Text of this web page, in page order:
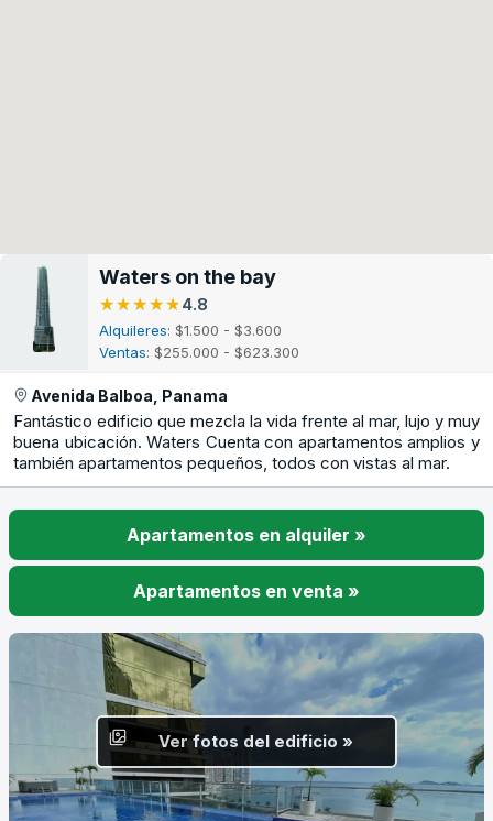
Waters on the bay
★★★★★
★★★★★ 4.8
Alquileres: $1.500 - $3.600
Ventas: $255.000 - $623.300
Avenida Balboa, Panama
Fantástico edificio que mezcla la vida frente al mar, lujo y muy
buena ubicación. Waters Cuenta con apartamentos amplios y
también apartamentos pequeños, todos con vistas al mar.
Apartamentos en alquiler »
Apartamentos en venta »
Ver fotos del edificio »